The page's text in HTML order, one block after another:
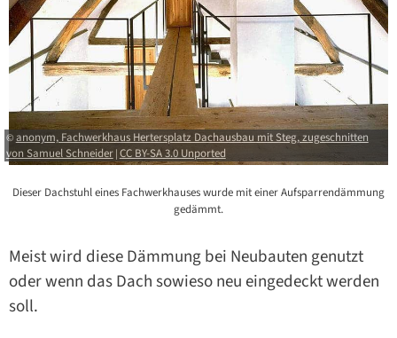
©anonym, Fachwerkhaus Hertersplatz Dachausbau mit Steg, zugeschnitten
von Samuel Schneider|CC BY-SA 3.0 Unported
Dieser Dachstuhl eines Fachwerkhauses wurde mit einer Aufsparrendämmung
gedämmt.
Meist wird diese Dämmung bei Neubauten genutzt
oder wenn das Dach sowieso neu eingedeckt werden
soll.